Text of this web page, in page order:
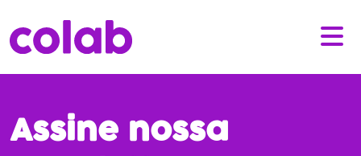
Assine nossa